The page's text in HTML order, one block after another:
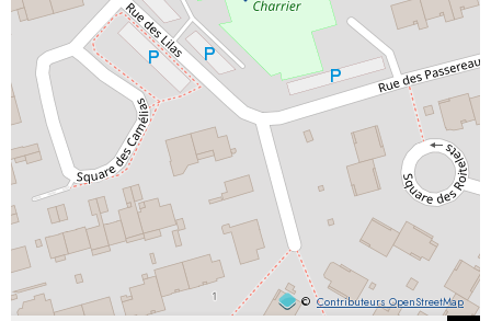
© Contributeurs OpenStreetMap